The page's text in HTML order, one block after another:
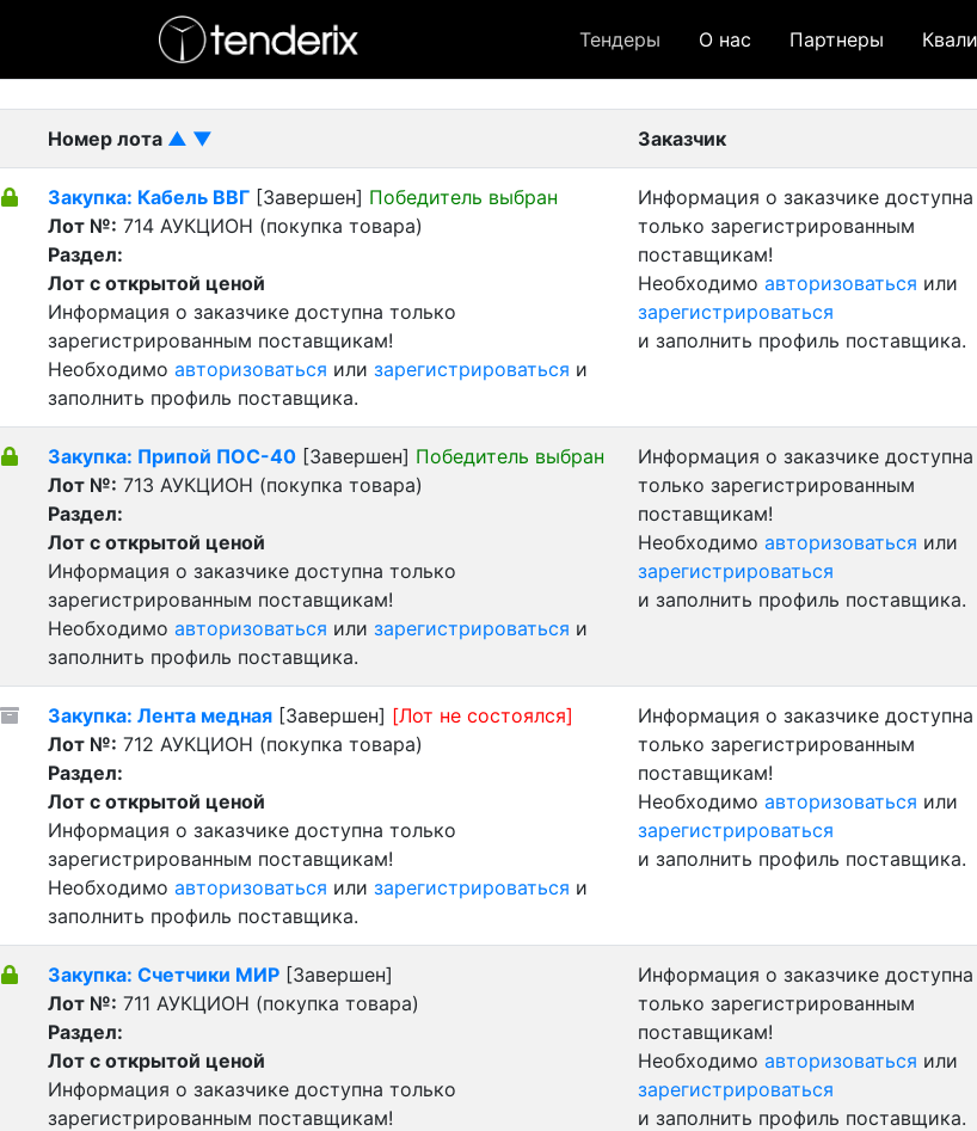
Тендеры О нас Партнеры
- Завершенный лот
Номер лота ▲ ▼ Заказчик
Закупка: Кабель ВВГ [Завершен] Победитель выбран
Лот №: 714 АУКЦИОН (покупка товара)
Раздел:
Лот с открытой ценой
Информация о заказчике доступна только
зарегистрированным поставщикам!
Необходимо авторизоваться или зарегистрироваться и
заполнить профиль поставщика.
Информация о заказчике доступна
только зарегистрированным
поставщикам!
Необходимо авторизоваться или
зарегистрироваться
и заполнить профиль поставщика.
Закупка: Припой ПОС-40 [Завершен] Победитель выбран
Лот №: 713 АУКЦИОН (покупка товара)
Раздел:
Лот с открытой ценой
Информация о заказчике доступна только
зарегистрированным поставщикам!
Необходимо авторизоваться или зарегистрироваться и
заполнить профиль поставщика.
Информация о заказчике доступна
только зарегистрированным
поставщикам!
Необходимо авторизоваться или
зарегистрироваться
и заполнить профиль поставщика.
Закупка: Лента медная [Завершен] [Лот не состоялся]
Лот №: 712 АУКЦИОН (покупка товара)
Раздел:
Лот с открытой ценой
Информация о заказчике доступна только
зарегистрированным поставщикам!
Необходимо авторизоваться или зарегистрироваться и
заполнить профиль поставщика.
Информация о заказчике доступна
только зарегистрированным
поставщикам!
Необходимо авторизоваться или
зарегистрироваться
и заполнить профиль поставщика.
Закупка: Счетчики МИР [Завершен]
Лот №: 711 АУКЦИОН (покупка товара)
Раздел:
Лот с открытой ценой
Информация о заказчике доступна только
зарегистрированным поставщикам!
Информация о заказчике доступна
только зарегистрированным
поставщикам!
Необходимо авторизоваться или
зарегистрироваться
и заполнить профиль поставщика.